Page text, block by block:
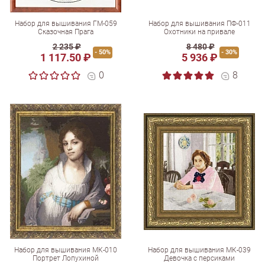
Набор для вышивания ГМ-059
Сказочная Прага
2 235 ₽
1 117.50 ₽ - 50%
0
Набор для вышивания ПФ-011
Охотники на привале
8 480 ₽
5 936 ₽ - 30%
8
Набор для вышивания МК-010
Портрет Лопухиной
Набор для вышивания МК-039
Девочка с персиками